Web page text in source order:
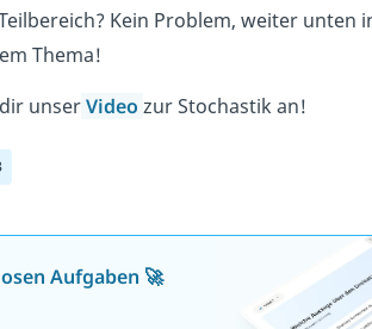
Kein Problem, weiter unten
Thema!
unserVideo zur Stochastik an!
Aufgaben 🚀